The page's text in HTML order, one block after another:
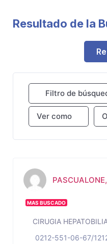
Resultado de la
Filtro de
Ver como
MAS BUSCADO
CIRUGIA
0212-551-06-67/